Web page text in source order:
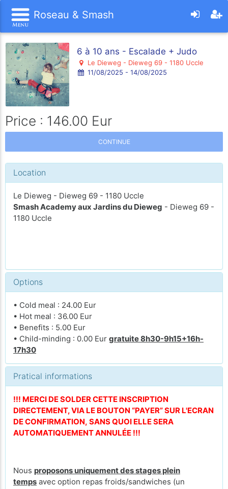
Roseau & Smash
6 à 10 ans - Escalade + Judo
Le Dieweg - Dieweg 69 - 1180 Uccle
11/08/2025 - 14/08/2025
Price : 146.00 Eur
CONTINUE
Location
Le Dieweg - Dieweg 69 - 1180 Uccle
Smash Academy aux Jardins du Dieweg - Dieweg 69 -
1180 Uccle
Options
• Cold meal : 24.00 Eur
• Hot meal : 36.00 Eur
• Benefits : 5.00 Eur
• Child-minding : 0.00 Eur gratuite 8h30-9h15+16h-
17h30
Pratical informations
!!! MERCI DE SOLDER CETTE INSCRIPTION
DIRECTEMENT, VIA LE BOUTON “PAYER” SUR L'ECRAN
DE CONFIRMATION, SANS QUOI ELLE SERA
AUTOMATIQUEMENT ANNULÉE !!!
Nous proposons uniquement des stages plein
temps avec option repas froids/sandwiches (un